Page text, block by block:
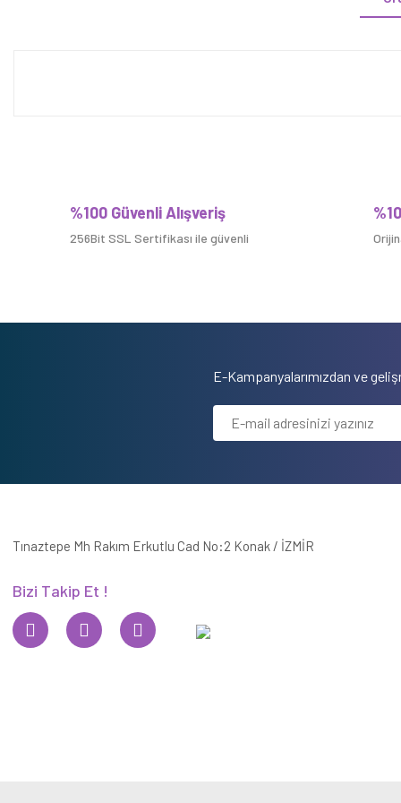
%100 Güvenli Alışveriş
256Bit SSL Sertifikası ile güvenli
E-Kampanyalarımızdan ve
Tınaztepe Mh Rakım Erkutlu Cad No:2 Konak / İZMİR
Bizi Takip Et !